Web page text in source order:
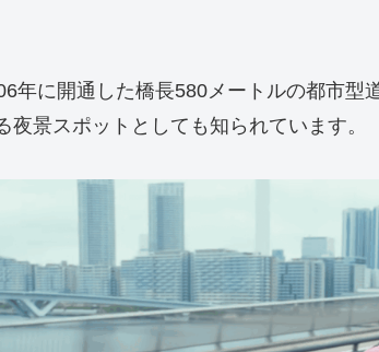
年に開通した橋長580メートルの都市型
夜景スポットとしても知られています。